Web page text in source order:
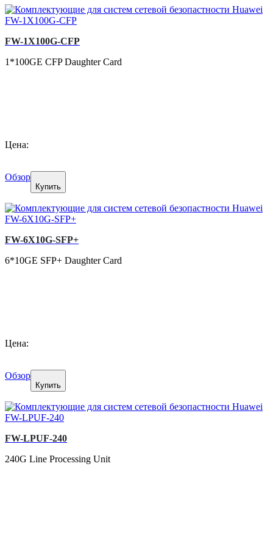
FW-1X100G-CFP
1*100GE CFP Daughter Card
Цена:
Обзор
Купить
FW-6X10G-SFP+
6*10GE SFP+ Daughter Card
Цена:
Обзор
Купить
FW-LPUF-240
240G Line Processing Unit